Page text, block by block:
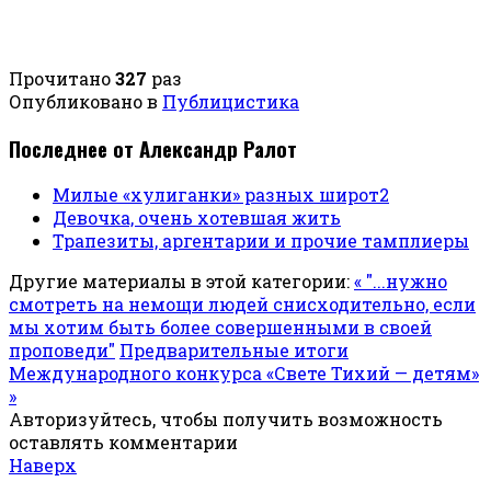
Прочитано327 раз
Опубликовано в Публицистика
Последнее от Александр Ралот
Милые «хулиганки» разных широт2
Девочка, очень хотевшая жить
Трапезиты, аргентарии и прочие тамплиеры
Другие материалы в этой категории:« "...нужно
смотреть на немощи людей снисходительно, если
мы хотим быть более совершенными в своей
проповеди" Предварительные итоги
Международного конкурса «Свете Тихий — детям»
»
Авторизуйтесь, чтобы получить возможность
оставлять комментарии
Наверх